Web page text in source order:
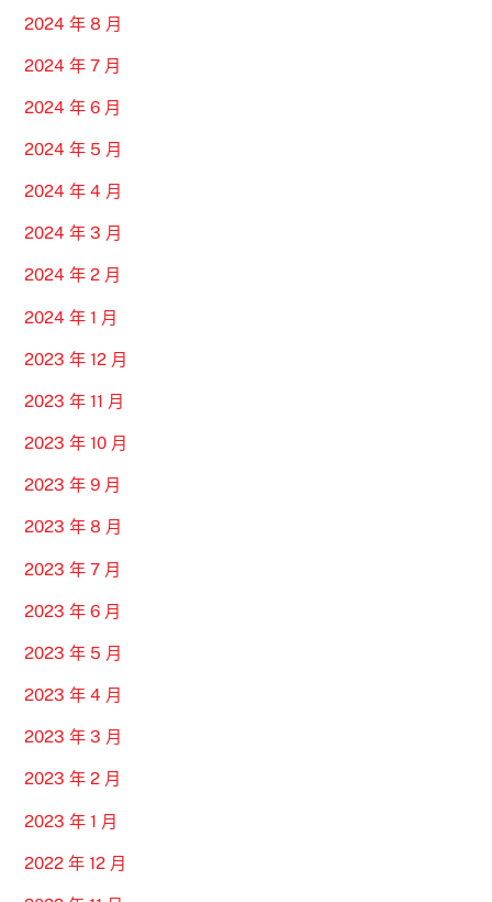
2024 年 8 月
2024 年 7 月
2024 年 6 月
2024 年 5 月
2024 年 4 月
2024 年 3 月
2024 年 2 月
2024 年 1 月
2023 年 12 月
2023 年 11 月
2023 年 10 月
2023 年 9 月
2023 年 8 月
2023 年 7 月
2023 年 6 月
2023 年 5 月
2023 年 4 月
2023 年 3 月
2023 年 2 月
2023 年 1 月
2022 年 12 月